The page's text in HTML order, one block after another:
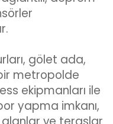
gölet ada,
metropolde
ekipmanları ile
yapma imkanı,